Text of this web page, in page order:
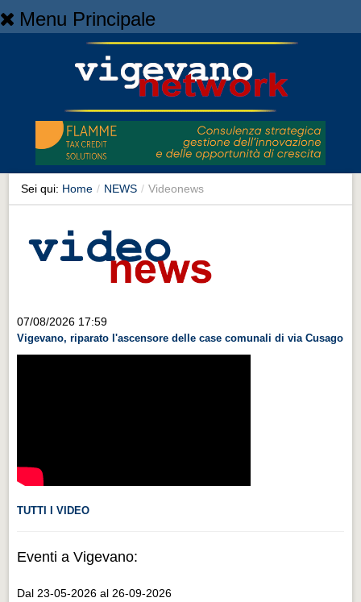
Menu Principale
NEWS
Cronaca
Artes et Artificia
Territorio
Territorio
CHI SIAMO
CHI SIAMO
CITTÀ
Guida turistica rapida
Sei qui: Home / NEWS / Videonews
07/08/2026 17:59
Vigevano, riparato l'ascensore delle case comunali di via Cusago
TUTTI I VIDEO
Eventi a Vigevano:
Dal 23-05-2026 al 26-09-2026